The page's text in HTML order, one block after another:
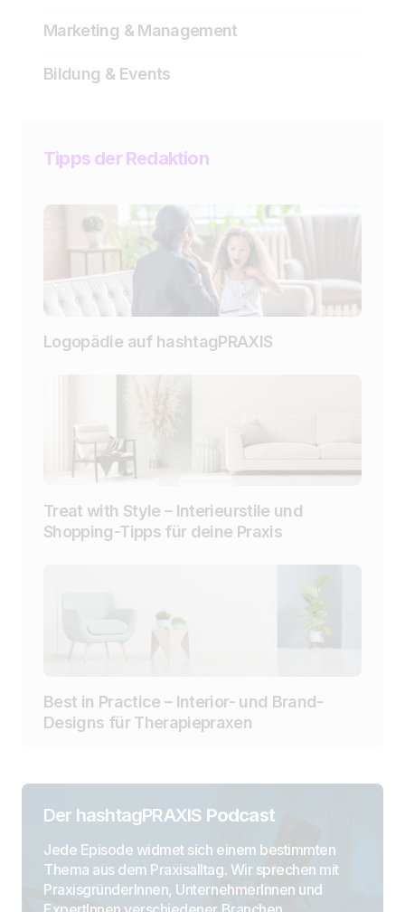
Marketing & Management
Bildung & Events
Tipps der Redaktion
Logopädie auf hashtagPRAXIS
Treat with Style – Interieurstile und
Shopping-Tipps für deine Praxis
Best in Practice – Interior- und Brand-
Designs für Therapiepraxen
Der hashtagPRAXIS Podcast
Jede Episode widmet sich einem bestimmten
Thema aus dem Praxisalltag. Wir sprechen mit
PraxisgründerInnen, UnternehmerInnen und